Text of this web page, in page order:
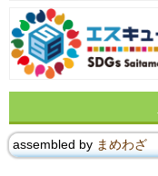
assembled by まめわざ